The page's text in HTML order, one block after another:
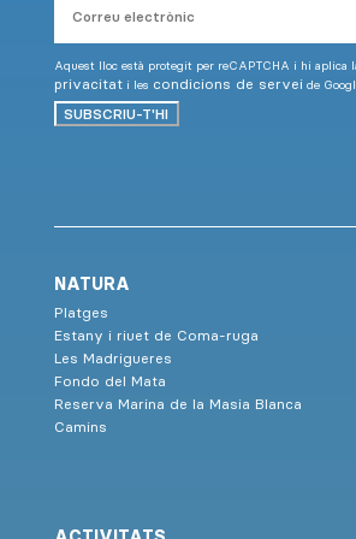
electrònic
Aquest lloc està protegit per reCAPTCHA i hi aplica
privacitati les condicions de serveide
SUBSCRIU-T'HI
NATURA
Platges
Estany i riuet de Coma-ruga
Les Madrigueres
Fondo del Mata
Reserva Marina de la Masia Blanca
Camins